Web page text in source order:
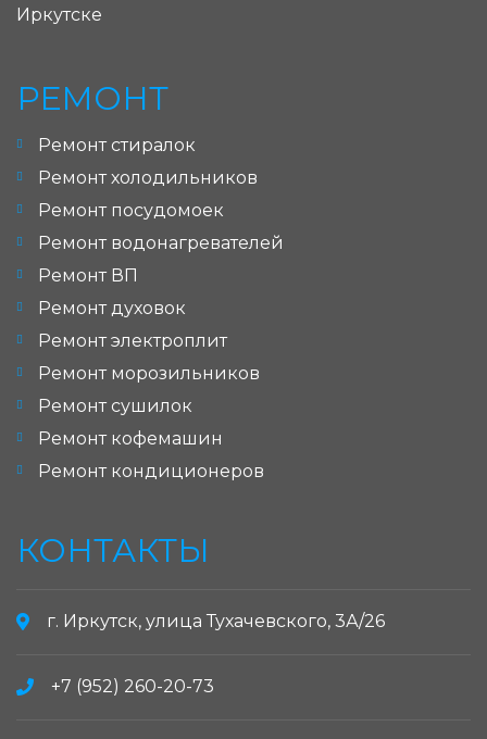
Иркутске
РЕМОНТ
Ремонт стиралок
Ремонт холодильников
Ремонт посудомоек
Ремонт водонагревателей
Ремонт ВП
Ремонт духовок
Ремонт электроплит
Ремонт морозильников
Ремонт сушилок
Ремонт кофемашин
Ремонт кондиционеров
КОНТАКТЫ
г. Иркутск, улица Тухачевского, 3А/26
+7 (952) 260-20-73